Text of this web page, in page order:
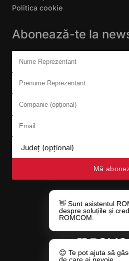
Politica cookie
Abonează-te la
Don't fill this out:
Nume Reprezentant
Prenume Reprezentant
Companie (opțional)
Email
Județ (opțional)
Mă
👋 Sunt asistentul
despre soluțiile și
ROMCOM.
😊 Te pot ajuta să